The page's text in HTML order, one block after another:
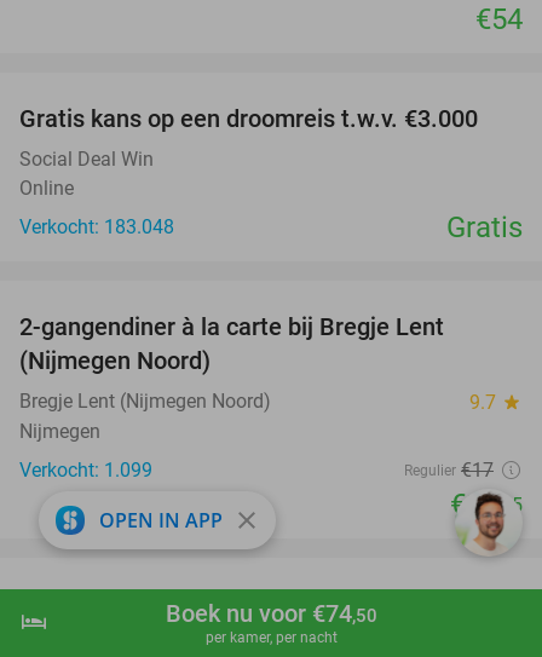
shopping_cart Boek nu
hotel Boek nu voor €74,50
per kamer, per nacht
€54
Gratis kans op een droomreis t.w.v. €3.000
Social Deal Win
Online
Verkocht: 183.048
Gratis
2-gangendiner à la carte bij Bregje Lent
(Nijmegen Noord)
Bregje Lent (Nijmegen Noord) 9.7 star
Nijmegen
Verkocht: 1.099
Regulier €17
€14,95
favorite_border
2-gangendiner à la carte bij Bregje Nijmegen
Bregje Nijmegen Centrum
OPEN IN APP close